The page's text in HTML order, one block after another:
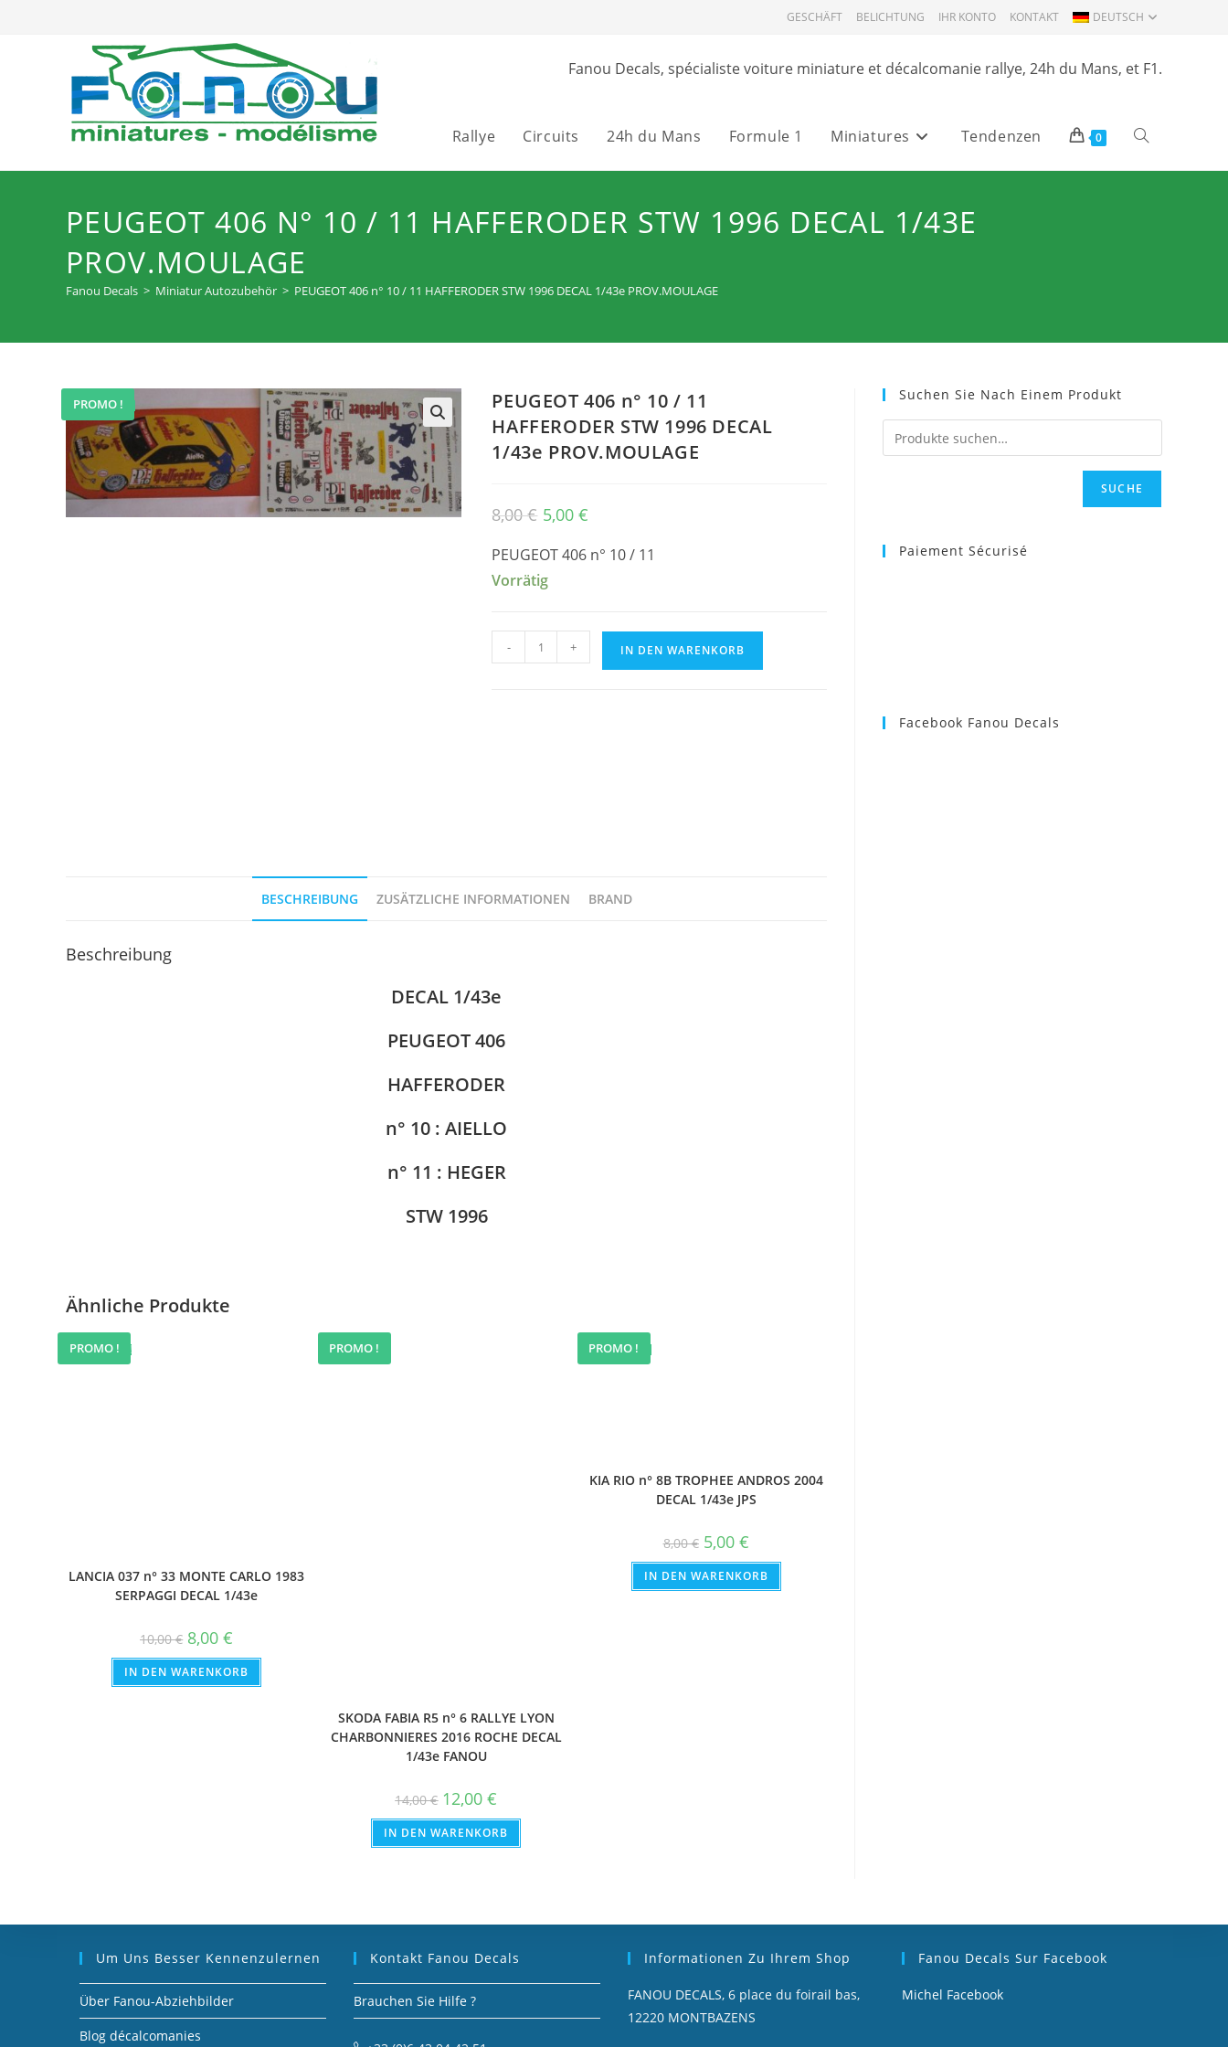
GESCHÄFT BELICHTUNG IHR KONTO KONTAKT DEUTSCH
Fanou Decals, spécialiste voiture miniature et décalcomanie rallye, 24h du Mans, et F1.
Rallye Circuits 24h du Mans Formule 1 Miniatures Tendenzen 0 Website-
PEUGEOT 406 N° 10 / 11 HAFFERODER STW 1996 DECAL 1/43E
PROV.MOULAGE
Fanou Decals > Miniatur Autozubehör > PEUGEOT 406 n° 10 / 11 HAFFERODER STW 1996 DECAL 1/43e PROV.MOULAGE
ANGEBOT!
🔍
PROMO !
PEUGEOT 406 n° 10 / 11
HAFFERODER STW 1996 DECAL
1/43e PROV.MOULAGE
8,00€ Ursprünglicher
Preis
8,00 €
5,00€
5,00 €.
PEUGEOT 406 n° 10 / 11
Vorrätig
PEUGEOT
406
PROV.MOULAGE
- + IN DEN WARENKORB
BESCHREIBUNG ZUSÄTZLICHE INFORMATIONEN BRAND
Beschreibung
DECAL 1/43e
PEUGEOT 406
HAFFERODER
n° 10 : AIELLO
n° 11 : HEGER
STW 1996
Ähnliche Produkte
PROMO !
ANGEBOT!
LANCIA 037 n° 33 MONTE CARLO 1983
SERPAGGI DECAL 1/43e
10,00€ Ursprünglicher
Preis
war:
10,00 €
8,00€
ist:
8,00 €.
IN DEN WARENKORB
PROMO !
ANGEBOT!
SKODA FABIA R5 n° 6 RALLYE LYON
CHARBONNIERES 2016 ROCHE DECAL
1/43e FANOU
14,00€ Ursprünglicher
Preis
war:
14,00 €
12,00€
ist:
12,00 €.
IN DEN WARENKORB
PROMO !
ANGEBOT!
KIA RIO n° 8B TROPHEE ANDROS 2004
DECAL 1/43e JPS
8,00€ Ursprünglicher
Preis
war:
8,00 €
5,00 €Aktueller
Preis
ist:
5,00 €.
IN DEN WARENKORB
Suchen Sie Nach Einem Produkt
SUCHE
Paiement Sécurisé
Facebook Fanou Decals
Um Uns Besser Kennenzulernen
Über Fanou-Abziehbilder
Blog décalcomanies
Kontakt Fanou Decals
Brauchen Sie Hilfe ?
Informationen Zu Ihrem Shop
FANOU DECALS, 6 place du foirail bas,
12220 MONTBAZENS
Fanou Decals Sur Facebook
Michel Facebook